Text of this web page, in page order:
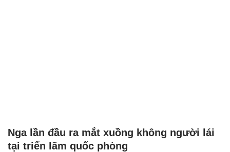
Nga lần đầu ra mắt xuồng không người lái
tại triển lãm quốc phòng